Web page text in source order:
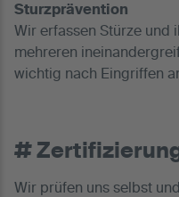
Sturzprävention
Wir erfassen Stürze und
mehreren
wichtig nach Eingriffen
#
Wir prüfen uns selbst